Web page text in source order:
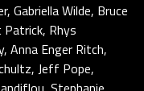
Gabriella Wilde, Bruce
Patrick, Rhys
Anna Enger Ritch,
Jeff Pope,